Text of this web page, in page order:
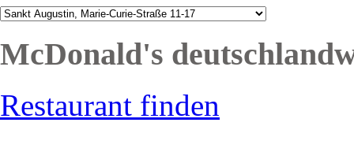
McDonald's
Restaurant finden